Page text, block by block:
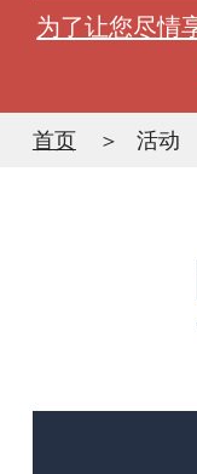
为了让您尽情
首页 活动